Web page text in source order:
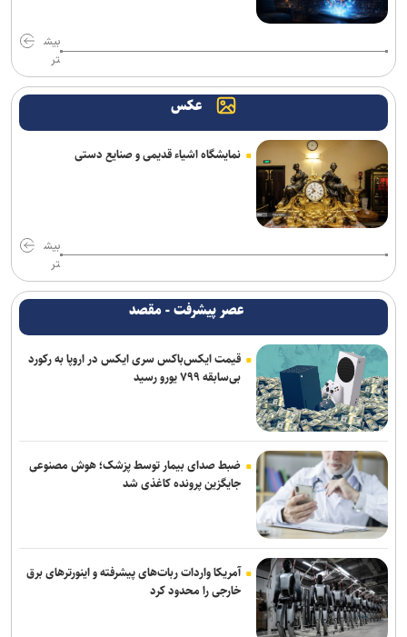
ترامپ با تهدید افشاگران، بحران مهمات آمریکا را انکار کرد
هلاکت اعضای یک تیم تروریستی در سیستان‌وبلوچستان
آتلانتیک: دستاوردهای انتخاباتی ترامپ در حال از بین رفتن است
حمله یک شهپاد به یک کشتی در نزدیکی باب‌المندب
فایننشال‌تایمز: توافق احتمالی آمریکا و ایران اهداف اولیه ترامپ را محقق
وزارت اطلاعات: ۲۱ مزدور موساد و ۴ شرور مسلح در کرمان بازداشت
شدند
انفجار در سوریه/ پهپادها در آسمان لاذقیه رویت شدند
شبکه اول روسیه: اربعین یکی از بزرگ‌ترین راهپیمایی‌های جهان است
بیش
تر
عکس
نمایشگاه اشیاء قدیمی و صنایع دستی
بیش
تر
عصر پیشرفت - مقصد
قیمت ایکس‌باکس سری ایکس در اروپا به رکورد
بی‌سابقه ۷۹۹ یورو رسید
ضبط صدای بیمار توسط پزشک؛ هوش مصنوعی
جایگزین پرونده کاغذی شد
آمریکا واردات ربات‌های پیشرفته و اینورترهای برق
خارجی را محدود کرد